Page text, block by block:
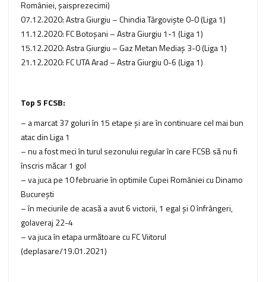
României, şaisprezecimi)
07.12.2020: Astra Giurgiu – Chindia Târgovişte 0-0 (Liga 1)
11.12.2020: FC Botoşani – Astra Giurgiu 1-1 (Liga 1)
15.12.2020: Astra Giurgiu – Gaz Metan Mediaş 3-0 (Liga 1)
21.12.2020: FC UTA Arad – Astra Giurgiu 0-6 (Liga 1)
Top 5 FCSB:
– a marcat 37 goluri în 15 etape şi are în continuare cel mai bun
atac din Liga 1
– nu a fost meci în turul sezonului regular în care FCSB să nu fi
înscris măcar 1 gol
– va juca pe 10 februarie în optimile Cupei României cu Dinamo
Bucureşti
– în meciurile de acasă a avut 6 victorii, 1 egal şi 0 înfrângeri,
golaveraj 22-4
– va juca în etapa următoare cu FC Viitorul
(deplasare/19.01.2021)